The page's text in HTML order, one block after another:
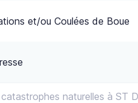
naturelles à ST
et/ou Coulées de Boue